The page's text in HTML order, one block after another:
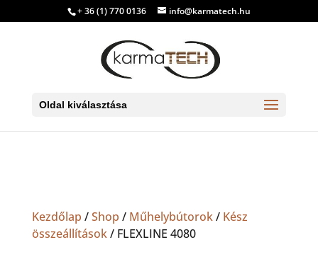
+ 36 (1) 770 0136 info@karmatech.hu
Oldal kiválasztása
Kezdőlap /Shop / Műhelybútorok/ Kész
összeállítások/ FLEXLINE 4080